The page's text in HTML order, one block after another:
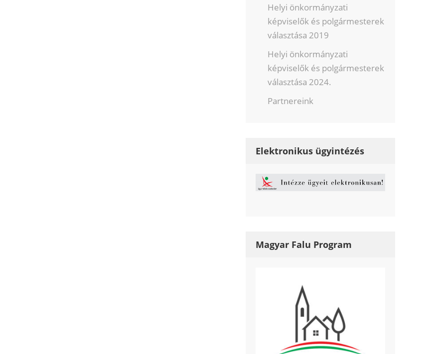
Helyi önkormányzati
képviselők és polgármesterek
választása 2019
Helyi önkormányzati
képviselők és polgármesterek
választása 2024.
Partnereink
Elektronikus ügyintézés
Magyar Falu Program